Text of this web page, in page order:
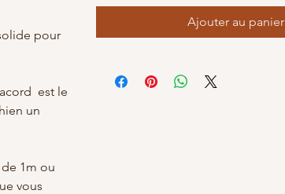
pour
est le
un
1m ou
vous
Ajouter au panier